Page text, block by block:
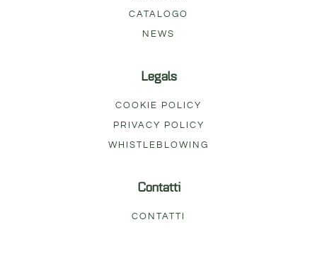
CATALOGO
NEWS
Legals
COOKIE POLICY
PRIVACY POLICY
WHISTLEBLOWING
Contatti
CONTATTI